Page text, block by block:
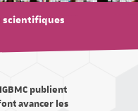
scientifiques
publient
avancer les